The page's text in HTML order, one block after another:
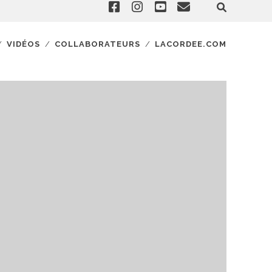
VIDÉOS COLLABORATEURS LACORDEE.COM